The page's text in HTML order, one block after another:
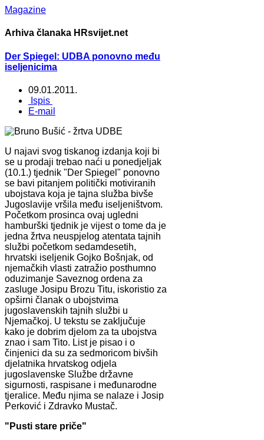
Magazine
Arhiva članaka HRsvijet.net
Der Spiegel: UDBA ponovno među
iseljenicima
09.01.2011.
Ispis
E-mail
U najavi svog tiskanog izdanja koji bi
se u prodaji trebao naći u ponedjeljak
(10.1.) tjednik "Der Spiegel" ponovno
se bavi pitanjem politički motiviranih
ubojstava koja je tajna služba bivše
Jugoslavije vršila među iseljeništvom.
Početkom prosinca ovaj ugledni
hamburški tjednik je vijest o tome da je
jedna žrtva neuspjelog atentata tajnih
službi početkom sedamdesetih,
hrvatski iseljenik Gojko Bošnjak, od
njemačkih vlasti zatražio posthumno
oduzimanje Saveznog ordena za
zasluge Josipu Brozu Titu, iskoristio za
opširni članak o ubojstvima
jugoslavenskih tajnih službi u
Njemačkoj. U tekstu se zaključuje
kako je dobrim djelom za ta ubojstva
znao i sam Tito. List je pisao i o
činjenici da su za sedmoricom bivših
djelatnika hrvatskog odjela
jugoslavenske Službe državne
sigurnosti, raspisane i međunarodne
tjeralice. Među njima se nalaze i Josip
Perković i Zdravko Mustač.
"Pusti stare priče"